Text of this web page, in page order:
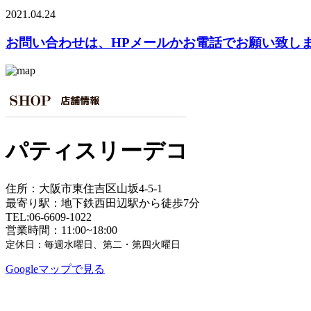
2021.04.24
お問い合わせは、HPメールかお電話でお願い致し
パティスリーデコ
住所：大阪市東住吉区山坂4-5-1
最寄り駅：地下鉄西田辺駅から徒歩7分
TEL:06-6609-1022
営業時間：11:00~18:00
定休日：毎週水曜日、第二・第四火曜日
Googleマップで見る